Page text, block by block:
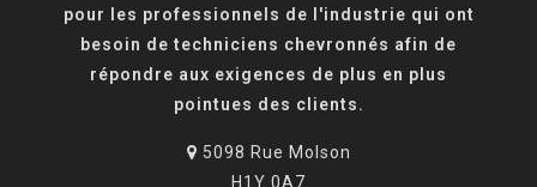
pour les professionnels de l'industrie qui ont
besoin de techniciens chevronnés afin de
répondre aux exigences de plus en plus
pointues des clients.
5098 Rue Molson
H1Y 0A7